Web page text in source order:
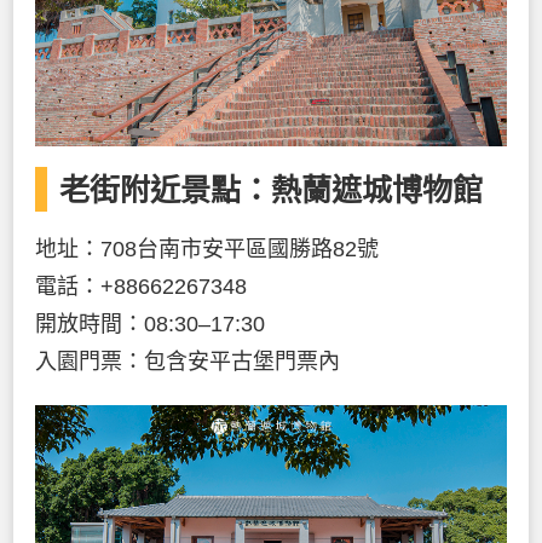
老街附近景點：熱蘭遮城博物館
地址：708台南市安平區國勝路82號
電話：+88662267348
開放時間：08:30–17:30
入園門票：包含安平古堡門票內